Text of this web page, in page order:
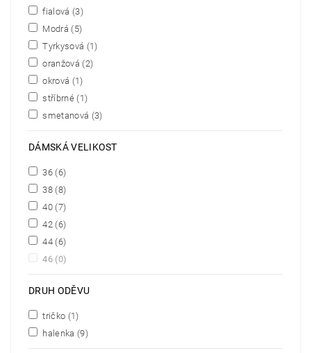
fialová (3)
Modrá (5)
Tyrkysová (1)
oranžová (2)
okrová (1)
stříbrné (1)
smetanová (3)
DÁMSKÁ VELIKOST
36 (6)
38 (8)
40 (7)
42 (6)
44 (6)
46 (0)
DRUH ODĚVU
tričko (1)
halenka (9)